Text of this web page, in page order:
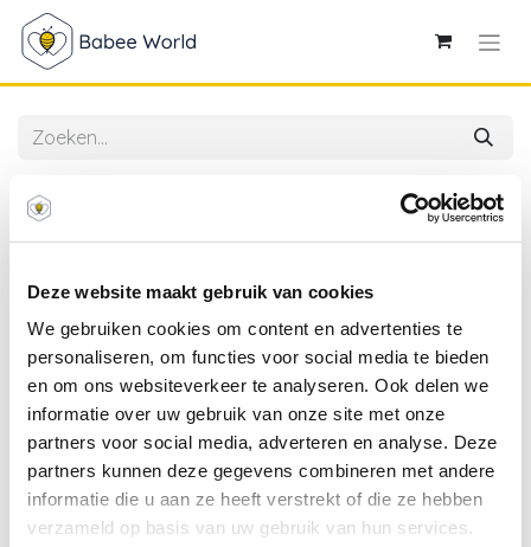
Deze website maakt gebruik van cookies
We gebruiken cookies om content en advertenties te
personaliseren, om functies voor social media te bieden
en om ons websiteverkeer te analyseren. Ook delen we
informatie over uw gebruik van onze site met onze
partners voor social media, adverteren en analyse. Deze
partners kunnen deze gegevens combineren met andere
informatie die u aan ze heeft verstrekt of die ze hebben
verzameld op basis van uw gebruik van hun services.
Plus-Plus | Educatief Speelgoed Eenhoorn
Bouwstukjes 100-delig